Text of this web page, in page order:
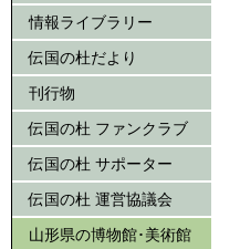
情報ライブラリー
伝国の杜だより
刊行物
伝国の杜 ファンクラブ
伝国の杜 サポーター
伝国の杜 運営協議会
山形県の博物館･美術館